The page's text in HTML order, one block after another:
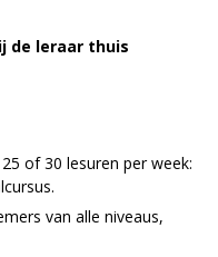
de leraar thuis
of 30 lesuren per week:
van alle niveaus,